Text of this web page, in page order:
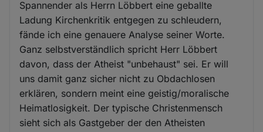
Spannender als Herrn Löbbert eine geballte
Ladung Kirchenkritik entgegen zu schleudern,
fände ich eine genauere Analyse seiner Worte.
Ganz selbstverständlich spricht Herr Löbbert
davon, dass der Atheist "unbehaust" sei. Er will
uns damit ganz sicher nicht zu Obdachlosen
erklären, sondern meint eine geistig/moralische
Heimatlosigkeit. Der typische Christenmensch
sieht sich als Gastgeber der den Atheisten